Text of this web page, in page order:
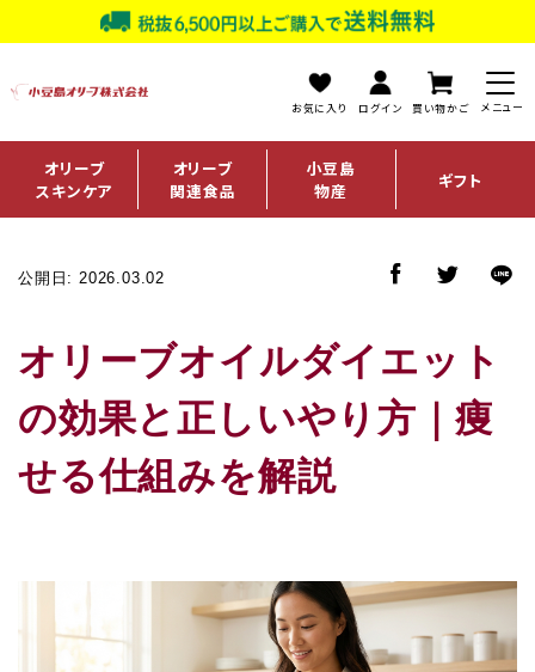
お気に入り ログイン 買い物かご
オリーブ
スキンケア
オリーブ
関連食品
小豆島
物産
ギフト
公開日: 2026.03.02
オリーブオイルダイエット
の効果と正しいやり方｜痩
せる仕組みを解説